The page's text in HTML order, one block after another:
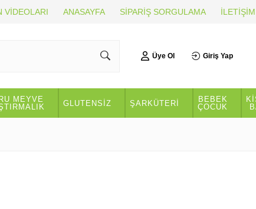
VİDEOLARI ANASAYFA SİPARİŞ SORGULAMA İLETİŞİM
Üye Ol Giriş Yap
MEYVE
GLUTENSİZ ŞARKÜTERİ
BEBEK
ÇOCUK